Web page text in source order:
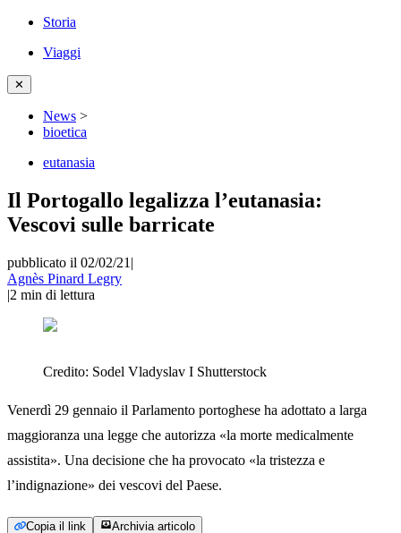
Storia
Viaggi
✕
News >
bioetica
eutanasia
Il Portogallo legalizza l’eutanasia:
Vescovi sulle barricate
pubblicato il 02/02/21 |
Agnès Pinard Legry
|2 min di lettura
Credito: Sodel Vladyslav I Shutterstock
Venerdì 29 gennaio il Parlamento portoghese ha adottato a larga
maggioranza una legge che autorizza «la morte medicalmente
assistita». Una decisione che ha provocato «la tristezza e
l’indignazione» dei vescovi del Paese.
Copia il link Archivia articolo